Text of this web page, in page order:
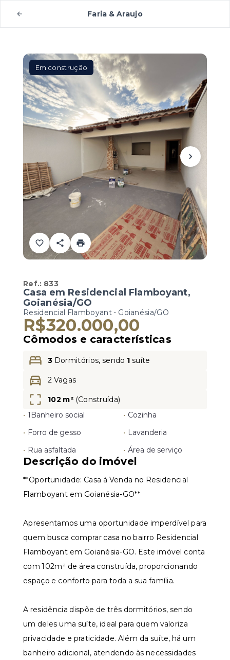
Faria & Araujo
Em construção
Ref.: 833
Casa em Residencial Flamboyant,
Goianésia/GO
Residencial Flamboyant - Goianésia/GO
R$320.000,00
Cômodos e características
3 Dormitórios, sendo 1 suíte
2 Vagas
102 m² (Construída)
• 1 Banheiro social • Cozinha
• Forro de gesso • Lavanderia
• Rua asfaltada • Área de serviço
Descrição do imóvel
**Oportunidade: Casa à Venda no Residencial
Flamboyant em Goianésia-GO**
Apresentamos uma oportunidade imperdível para
quem busca comprar casa no bairro Residencial
Flamboyant em Goianésia-GO. Este imóvel conta
com 102m² de área construída, proporcionando
espaço e conforto para toda a sua família.
A residência dispõe de três dormitórios, sendo
um deles uma suíte, ideal para quem valoriza
privacidade e praticidade. Além da suíte, há um
banheiro adicional, atendendo às necessidades